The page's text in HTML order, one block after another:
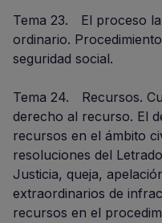
Tema 23. El proceso
ordinario.
seguridad social.
Tema 24. Recursos.
derecho al recurso. El
recursos en el ámbito
resoluciones del
Justicia, queja,
extraordinarios de
recursos en el